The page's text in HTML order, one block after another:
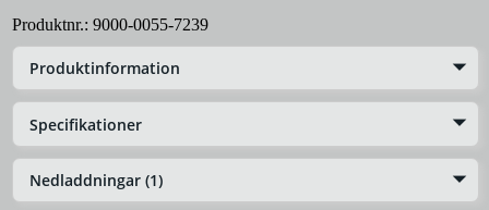
Produktnr.: 9000-0055-7239
Produktinformation
Specifikationer
Nedladdningar (1)